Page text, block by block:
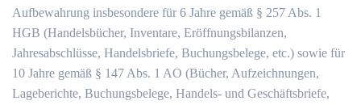
Aufbewahrung insbesondere für 6 Jahre gemäß § 257 Abs. 1
HGB (Handelsbücher, Inventare, Eröffnungsbilanzen,
Jahresabschlüsse, Handelsbriefe, Buchungsbelege, etc.) sowie für
10 Jahre gemäß § 147 Abs. 1 AO (Bücher, Aufzeichnungen,
Lageberichte, Buchungsbelege, Handels- und Geschäftsbriefe,